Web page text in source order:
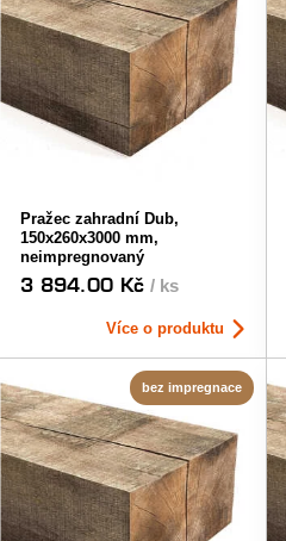
Pražec zahradní Dub,
150x260x3000 mm,
neimpregnovaný
3 894.00 Kč/ ks
Více o produktu
bez impregnace